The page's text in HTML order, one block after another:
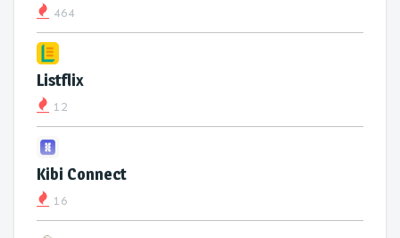
464
Listflix
12
Kibi Connect
16